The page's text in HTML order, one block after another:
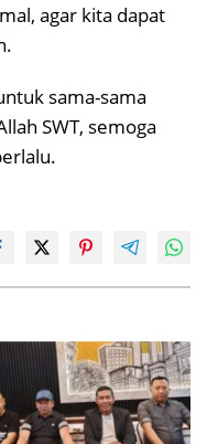
agar kita dapat
sama-sama
SWT, semoga